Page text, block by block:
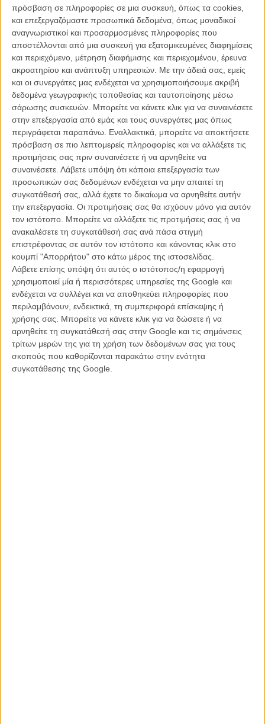
πρόσβαση σε πληροφορίες σε μια συσκευή, όπως τα cookies,
και επεξεργαζόμαστε προσωπικά δεδομένα, όπως μοναδικοί
αναγνωριστικοί και προσαρμοσμένες πληροφορίες που
αποστέλλονται από μια συσκευή για εξατομικευμένες διαφημίσεις
και περιεχόμενο, μέτρηση διαφήμισης και περιεχομένου, έρευνα
ακροατηρίου και ανάπτυξη υπηρεσιών. Με την άδειά σας, εμείς
και οι συνεργάτες μας ενδέχεται να χρησιμοποιήσουμε ακριβή
δεδομένα γεωγραφικής τοποθεσίας και ταυτοποίησης μέσω
σάρωσης συσκευών. Μπορείτε να κάνετε κλικ για να συναινέσετε
στην επεξεργασία από εμάς και τους συνεργάτες μας όπως
περιγράφεται παραπάνω. Εναλλακτικά, μπορείτε να αποκτήσετε
πρόσβαση σε πιο λεπτομερείς πληροφορίες και να αλλάξετε τις
προτιμήσεις σας πριν συναινέσετε ή να αρνηθείτε να
συναινέσετε. Λάβετε υπόψη ότι κάποια επεξεργασία των
προσωπικών σας δεδομένων ενδέχεται να μην απαιτεί τη
συγκατάθεσή σας, αλλά έχετε το δικαίωμα να αρνηθείτε αυτήν
την επεξεργασία. Οι προτιμήσεις σας θα ισχύουν μόνο για αυτόν
τον ιστότοπο. Μπορείτε να αλλάξετε τις προτιμήσεις σας ή να
ανακαλέσετε τη συγκατάθεσή σας ανά πάσα στιγμή
επιστρέφοντας σε αυτόν τον ιστότοπο και κάνοντας κλικ στο
κουμπί "Απορρήτου" στο κάτω μέρος της ιστοσελίδας.
Λάβετε επίσης υπόψη ότι αυτός ο ιστότοπος/η εφαρμογή
χρησιμοποιεί μία ή περισσότερες υπηρεσίες της Google και
ενδέχεται να συλλέγει και να αποθηκεύει πληροφορίες που
περιλαμβάνουν, ενδεικτικά, τη συμπεριφορά επίσκεψης ή
χρήσης σας. Μπορείτε να κάνετε κλικ για να δώσετε ή να
αρνηθείτε τη συγκατάθεσή σας στην Google και τις σημάνσεις
τρίτων μερών της για τη χρήση των δεδομένων σας για τους
σκοπούς που καθορίζονται παρακάτω στην ενότητα
συγκατάθεσης της Google.
ξεχωρίσει, και το όνειρό του να πετύχει στη μουσική βιομηχανία
μοιάζει να απομακρύνεται συνεχώς. Ο άσημος τραγουδοποιός ζει
σε μια μικρή Βρετανική πόλη και τα όνειρά του για επιτυχία και φήμη
γρήγορα ξεθωριάζουν, παρά την αφοσίωση και υποστήριξη της
καλύτερης παιδικής του φίλης, Ελι. Μετά από ένα μυστηριώδες
γενικό blackout, ο Τζακ ανακαλύπτει ότι οι Beatles δεν υπήρξαν
ποτέ…! Έτσι λοιπόν ο νεαρός τραγουδιστής αρχίζει να εκτελεί τα
τραγούδια του μεγαλύτερου συγκροτήματος όλων των εποχών σε
ένα κοινό που δεν τους έχει ακούσει ποτέ! Με τη βοήθεια της
μάνατζέρ του Ντέμπρα, η φήμη του εκτοξεύεται. Ομως, όσο πιο
διάσημος γίνεται, τόσο κινδυνεύει να χάσει την Ελι, το μόνο
πρόσωπο που πραγματικά πίστεψε σε αυτόν. Για να βρει την
ισορροπία του, ο Τζακ θα πρέπει να επιστρέψει εκεί που ανήκει για
να αποδείξει ότι.. το μόνο που χρειάζεται είναι αγάπη. | Η ζωή χωρίς
τους Beatles στη ρομαντική κομεντί του Ντάνι Μπόιλ. | Διανομή:
Tulip Entertainment